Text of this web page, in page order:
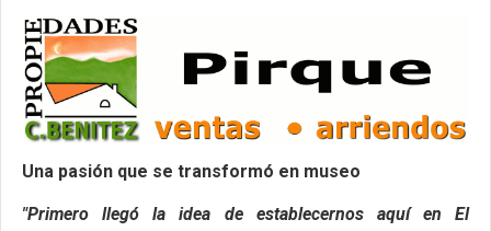
Una pasión que se transformó en museo
"Primero llegó la idea de establecernos aquí en El